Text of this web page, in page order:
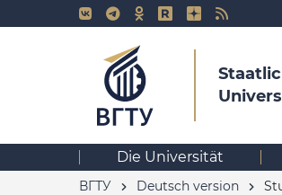
Die Universität
ВГТУ Deutsch version